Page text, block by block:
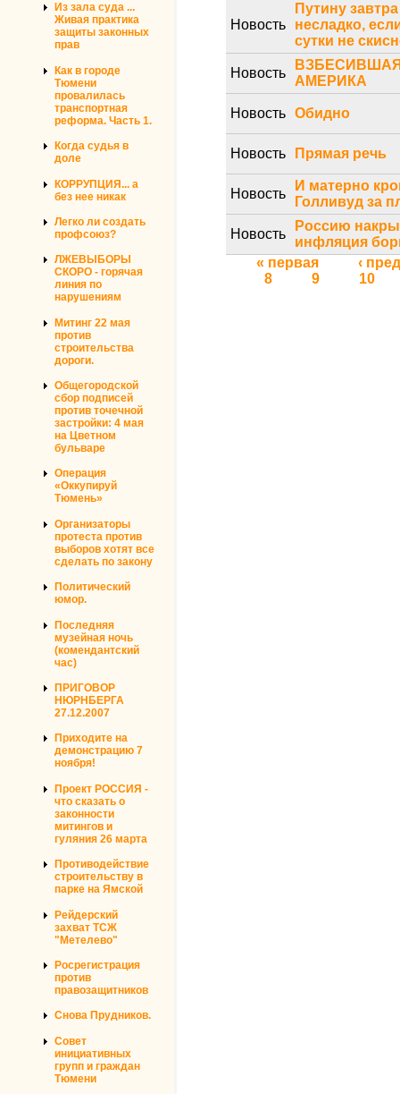
Из зала суда ...
Живая практика
защиты законных
прав
Как в городе
Тюмени
провалилась
транспортная
реформа. Часть 1.
Когда судья в
доле
КОРРУПЦИЯ... а
без нее никак
Легко ли создать
профсоюз?
ЛЖЕВЫБОРЫ
СКОРО - горячая
линия по
нарушениям
Митинг 22 мая
против
строительства
дороги.
Общегородской
сбор подписей
против точечной
застройки: 4 мая
на Цветном
бульваре
Операция
«Оккупируй
Тюмень»
Организаторы
протеста против
выборов хотят все
сделать по закону
Политический
юмор.
Последняя
музейная ночь
(комендантский
час)
ПРИГОВОР
НЮРНБЕРГА
27.12.2007
Приходите на
демонстрацию 7
ноября!
Проект РОССИЯ -
что сказать о
законности
митингов и
гуляния 26 марта
Противодействие
строительству в
парке на Ямской
Рейдерский
захват ТСЖ
"Метелево"
Росрегистрация
против
правозащитников
Снова Прудников.
Совет
инициативных
групп и граждан
Тюмени
Новость
Путину
несладко,
сутки не
Новость
АМЕРИКА
Новость Обидно
Новость Прямая речь
Новость
И матерно
Голливуд за
Новость
Россию
инфляция
Страницы
« первая
‹
8
9 10